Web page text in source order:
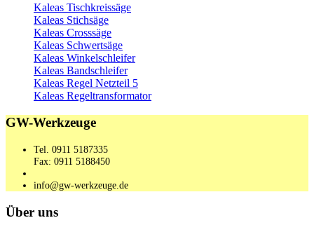
Kaleas Tischkreissäge
Kaleas Stichsäge
Kaleas Crosssäge
Kaleas Schwertsäge
Kaleas Winkelschleifer
Kaleas Bandschleifer
Kaleas Regel Netzteil 5
Kaleas Regeltransformator
GW-Werkzeuge
Tel. 0911 5187335
Fax: 0911 5188450
info@gw-werkzeuge.de
Über uns